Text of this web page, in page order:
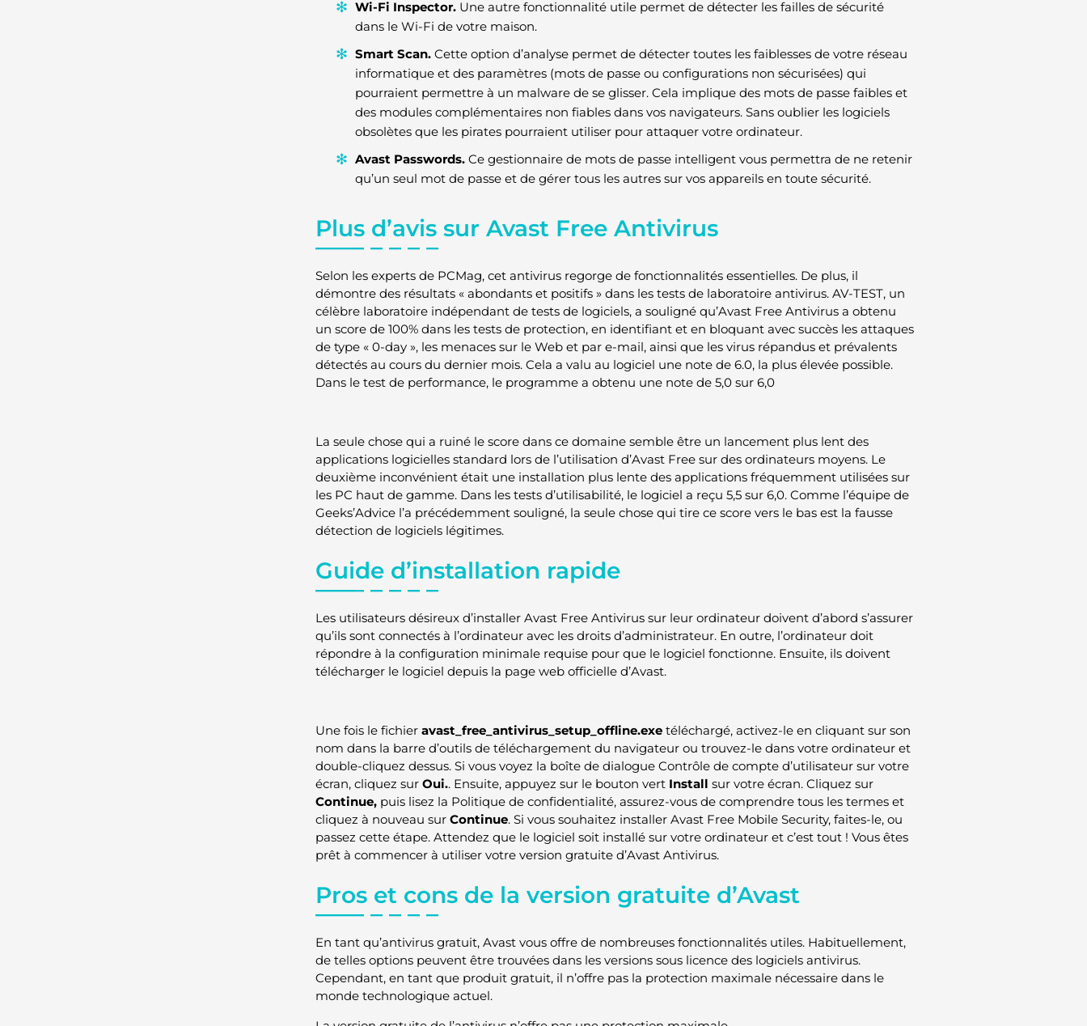
Wi-Fi Inspector.Une autre fonctionnalité utile permet de détecter les failles de sécurité
dans le Wi-Fi de votre maison.
Smart Scan.Cette option d’analyse permet de détecter toutes les faiblesses de votre réseau
informatique et des paramètres (mots de passe ou configurations non sécurisées) qui
pourraient permettre à un malware de se glisser. Cela implique des mots de passe faibles et
des modules complémentaires non fiables dans vos navigateurs. Sans oublier les logiciels
obsolètes que les pirates pourraient utiliser pour attaquer votre ordinateur.
Avast Passwords.Ce gestionnaire de mots de passe intelligent vous permettra de ne retenir
qu’un seul mot de passe et de gérer tous les autres sur vos appareils en toute sécurité.
Plus d’avis sur Avast Free Antivirus
Selon les experts de PCMag, cet antivirus regorge de fonctionnalités essentielles. De plus, il
démontre des résultats « abondants et positifs » dans les tests de laboratoire antivirus. AV-TEST, un
célèbre laboratoire indépendant de tests de logiciels, a souligné qu’Avast Free Antivirus a obtenu
un score de 100% dans les tests de protection, en identifiant et en bloquant avec succès les attaques
de type « 0-day », les menaces sur le Web et par e-mail, ainsi que les virus répandus et prévalents
détectés au cours du dernier mois. Cela a valu au logiciel une note de 6.0, la plus élevée possible.
Dans le test de performance, le programme a obtenu une note de 5,0 sur 6,0
La seule chose qui a ruiné le score dans ce domaine semble être un lancement plus lent des
applications logicielles standard lors de l’utilisation d’Avast Free sur des ordinateurs moyens. Le
deuxième inconvénient était une installation plus lente des applications fréquemment utilisées sur
les PC haut de gamme. Dans les tests d’utilisabilité, le logiciel a reçu 5,5 sur 6,0. Comme l’équipe de
Geeks’Advice l’a précédemment souligné, la seule chose qui tire ce score vers le bas est la fausse
détection de logiciels légitimes.
Guide d’installation rapide
Les utilisateurs désireux d’installer Avast Free Antivirus sur leur ordinateur doivent d’abord s’assurer
qu’ils sont connectés à l’ordinateur avec les droits d’administrateur. En outre, l’ordinateur doit
répondre à la configuration minimale requise pour que le logiciel fonctionne. Ensuite, ils doivent
télécharger le logiciel depuis la page web officielle d’Avast.
Une fois le fichier avast_free_antivirus_setup_offline.exetéléchargé, activez-le en cliquant sur son
nom dans la barre d’outils de téléchargement du navigateur ou trouvez-le dans votre ordinateur et
double-cliquez dessus. Si vous voyez la boîte de dialogue Contrôle de compte d’utilisateur sur votre
écran, cliquez sur Oui.. Ensuite, appuyez sur le bouton vert Install sur votre écran. Cliquez sur
Continue,puis lisez la Politique de confidentialité, assurez-vous de comprendre tous les termes et
cliquez à nouveau sur Continue. Si vous souhaitez installer Avast Free Mobile Security, faites-le, ou
passez cette étape. Attendez que le logiciel soit installé sur votre ordinateur et c’est tout ! Vous êtes
prêt à commencer à utiliser votre version gratuite d’Avast Antivirus.
Pros et cons de la version gratuite d’Avast
En tant qu’antivirus gratuit, Avast vous offre de nombreuses fonctionnalités utiles. Habituellement,
de telles options peuvent être trouvées dans les versions sous licence des logiciels antivirus.
Cependant, en tant que produit gratuit, il n’offre pas la protection maximale nécessaire dans le
monde technologique actuel.